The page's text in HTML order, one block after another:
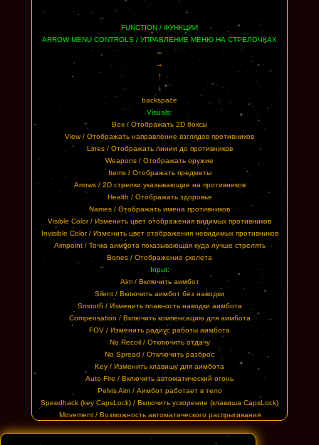
FUNCTION / ФУНКЦИИ
ARROW MENU CONTROLS / УПРАВЛЕНИЕ МЕНЮ НА СТРЕЛОЧКАХ
←
→
↑
↓
backspace
Visuals:
Box / Отображать 2D боксы
View / Отображать направление взглядов противников
Lines / Отображать линии до противников
Weapons / Отображать оружие
Items / Отображать предметы
Arrows / 2D стрелки указывающие на противников
Health / Отображать здоровье
Names / Отображать имена противников
Visible Color / Изменить цвет отображения видимых противников
Invisible Color / Изменить цвет отображения невидимых противников
Aimpoint / Точка аимбота показывающая куда лучше стрелять
Bones / Отображение скелета
Input:
Aim / Включить аимбот
Silent / Включить аимбот без наводки
Smooth / Изменить плавность наводки аимбота
Compensation / Включить компенсацию для аимбота
FOV / Изменить радиус работы аимбота
No Recoil / Отключить отдачу
No Spread / Отключить разброс
Key / Изменить клавишу для аимбота
Auto Fire / Включить автоматический огонь
Pelvis Aim / Аимбот работает в тело
Speedhack (key CapsLock) / Включить ускорение (клавиша CapsLock)
Movement / Возможность автоматического распрыгивания